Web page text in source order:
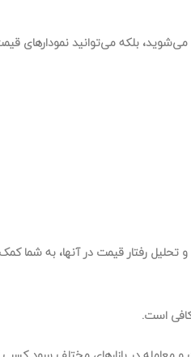
می‌شوید، بلکه می‌توانیدنمودارهای
تحلیل رفتار قیمت در آنها، به شما
است.